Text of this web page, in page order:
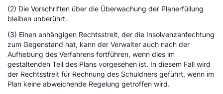
(2) Die Vorschriften über die Überwachung der Planerfüllung
bleiben unberührt.
(3) Einen anhängigen Rechtsstreit, der die Insolvenzanfechtung
zum Gegenstand hat, kann der Verwalter auch nach der
Aufhebung des Verfahrens fortführen, wenn dies im
gestaltenden Teil des Plans vorgesehen ist. In diesem Fall wird
der Rechtsstreit für Rechnung des Schuldners geführt, wenn im
Plan keine abweichende Regelung getroffen wird.